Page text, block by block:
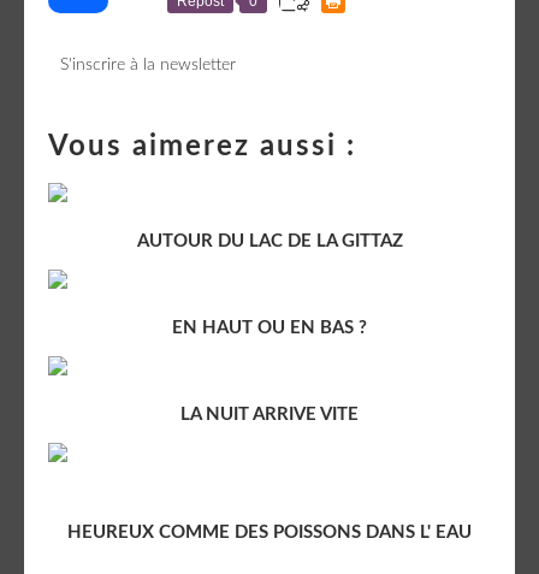
S'inscrire à la newsletter
Vous aimerez aussi :
AUTOUR DU LAC DE LA GITTAZ
EN HAUT OU EN BAS ?
LA NUIT ARRIVE VITE
HEUREUX COMME DES POISSONS DANS L' EAU